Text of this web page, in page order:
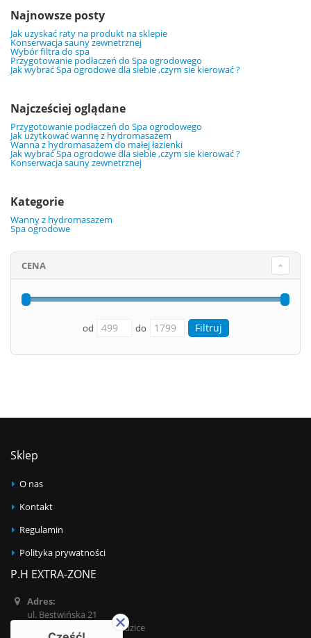
Najnowsze posty
Jak uzyskać raty na produkt na sklepie
Konserwacja sauny zewnetrznej
Wybór filtra do spa
Przygotowanie podłaczeń do Spa ogrodowego
Jak wybrać Spa ogrodowe dla siebie ,czym sie kierować ?
Najcześciej oglądane
Przygotowanie podłaczeń do Spa ogrodowego
Jak użytkować wannę z hydromasażem
Wanna z hydromasażem do małej łazienki
Jak wybrać Spa ogrodowe dla siebie ,czym sie kierować ?
Konserwacja sauny zewnetrznej
Kategorie
Wanny z hydromasazem
Spa ogrodowe
CENA
od do
Sklep
O nas
Kontakt
Regulamin
Polityka prywatności
P.H EXTRA-ZONE
Adres:
ul. Bestwińska 21
43-502 Czechowice-Dziedzice